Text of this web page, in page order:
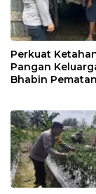
Perkuat
Pangan
Bhabin